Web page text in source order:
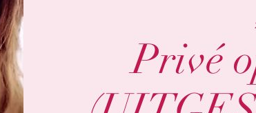
Privé